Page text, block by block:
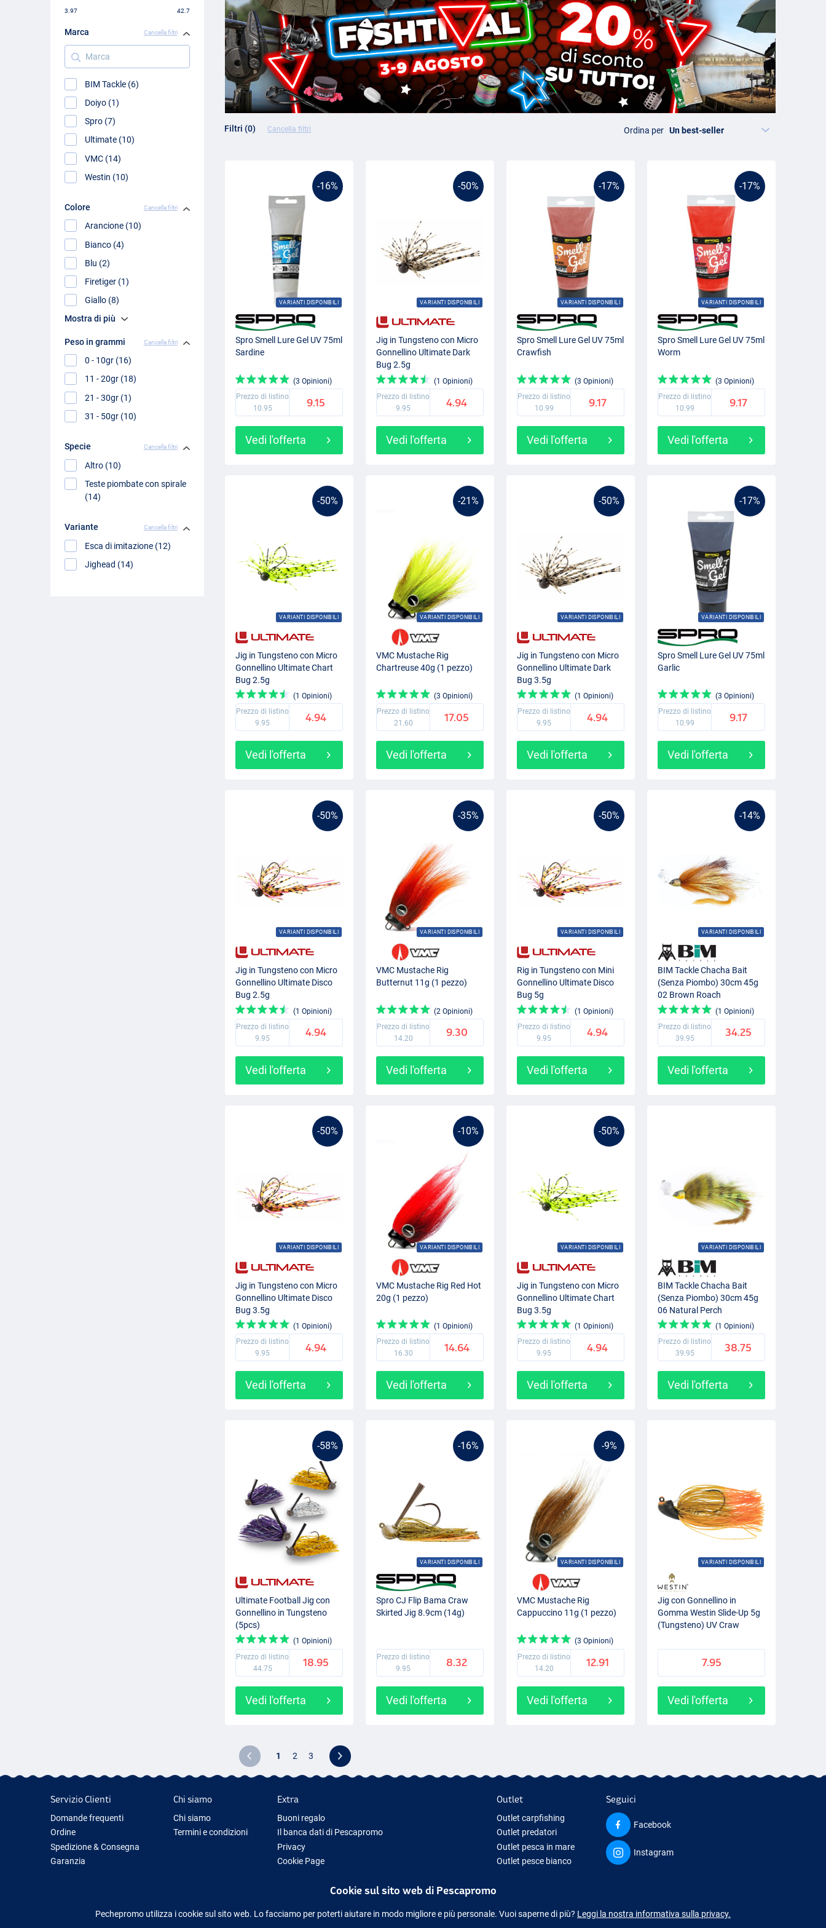
3.97 42.7
Marca Cancella filtri
Marca
BIM Tackle (6)
Doiyo (1)
Spro (7)
Ultimate (10)
VMC (14)
Westin (10)
Colore Cancella filtri
Arancione (10)
Bianco (4)
Blu (2)
Firetiger (1)
Giallo (8)
Mostra di più
Peso in grammi Cancella filtri
0 - 10gr (16)
11 - 20gr (18)
21 - 30gr (1)
31 - 50gr (10)
Specie Cancella filtri
Altro (10)
Teste piombate con spirale
(14)
Variante Cancella filtri
Esca di imitazione (12)
Jighead (14)
Filtri (0) Cancella filtri Ordina per
-16%
VARIANTI DISPONIBILI
Spro Smell Lure Gel UV 75ml
Sardine
(3 Opinioni)
Prezzo di listino
10.95
9.15
Vedi l'offerta
-50%
VARIANTI DISPONIBILI
Jig in Tungsteno con Micro
Gonnellino Ultimate Dark
Bug 2.5g
(1 Opinioni)
Prezzo di listino
9.95
4.94
Vedi l'offerta
-17%
VARIANTI DISPONIBILI
Spro Smell Lure Gel UV 75ml
Crawfish
(3 Opinioni)
Prezzo di listino
10.99
9.17
Vedi l'offerta
-17%
VARIANTI DISPONIBILI
Spro Smell Lure Gel UV 75ml
Worm
(3 Opinioni)
Prezzo di listino
10.99
9.17
Vedi l'offerta
-50%
VARIANTI DISPONIBILI
Jig in Tungsteno con Micro
Gonnellino Ultimate Chart
Bug 2.5g
(1 Opinioni)
Prezzo di listino
9.95
4.94
Vedi l'offerta
-21%
VARIANTI DISPONIBILI
VMC Mustache Rig
Chartreuse 40g (1 pezzo)
(3 Opinioni)
Prezzo di listino
21.60
17.05
Vedi l'offerta
-50%
VARIANTI DISPONIBILI
Jig in Tungsteno con Micro
Gonnellino Ultimate Dark
Bug 3.5g
(1 Opinioni)
Prezzo di listino
9.95
4.94
Vedi l'offerta
-17%
VARIANTI DISPONIBILI
Spro Smell Lure Gel UV 75ml
Garlic
(3 Opinioni)
Prezzo di listino
10.99
9.17
Vedi l'offerta
-50%
VARIANTI DISPONIBILI
Jig in Tungsteno con Micro
Gonnellino Ultimate Disco
Bug 2.5g
(1 Opinioni)
Prezzo di listino
9.95
4.94
Vedi l'offerta
-35%
VARIANTI DISPONIBILI
VMC Mustache Rig
Butternut 11g (1 pezzo)
(2 Opinioni)
Prezzo di listino
14.20
9.30
Vedi l'offerta
-50%
VARIANTI DISPONIBILI
Rig in Tungsteno con Mini
Gonnellino Ultimate Disco
Bug 5g
(1 Opinioni)
Prezzo di listino
9.95
4.94
Vedi l'offerta
-14%
VARIANTI DISPONIBILI
BIM Tackle Chacha Bait
(Senza Piombo) 30cm 45g
02 Brown Roach
(1 Opinioni)
Prezzo di listino
39.95
34.25
Vedi l'offerta
-50%
VARIANTI DISPONIBILI
Jig in Tungsteno con Micro
Gonnellino Ultimate Disco
Bug 3.5g
(1 Opinioni)
Prezzo di listino
9.95
4.94
Vedi l'offerta
-10%
VARIANTI DISPONIBILI
VMC Mustache Rig Red Hot
20g (1 pezzo)
(1 Opinioni)
Prezzo di listino
16.30
14.64
Vedi l'offerta
-50%
VARIANTI DISPONIBILI
Jig in Tungsteno con Micro
Gonnellino Ultimate Chart
Bug 3.5g
(1 Opinioni)
Prezzo di listino
9.95
4.94
Vedi l'offerta
VARIANTI DISPONIBILI
BIM Tackle Chacha Bait
(Senza Piombo) 30cm 45g
06 Natural Perch
(1 Opinioni)
Prezzo di listino
39.95
38.75
Vedi l'offerta
-58%
Ultimate Football Jig con
Gonnellino in Tungsteno
(5pcs)
(1 Opinioni)
Prezzo di listino
44.75
18.95
Vedi l'offerta
-16%
VARIANTI DISPONIBILI
Spro CJ Flip Bama Craw
Skirted Jig 8.9cm (14g)
Prezzo di listino
9.95
8.32
Vedi l'offerta
-9%
VARIANTI DISPONIBILI
VMC Mustache Rig
Cappuccino 11g (1 pezzo)
(3 Opinioni)
Prezzo di listino
14.20
12.91
Vedi l'offerta
VARIANTI DISPONIBILI
Jig con Gonnellino in
Gomma Westin Slide-Up 5g
(Tungsteno) UV Craw
7.95
Vedi l'offerta
1 2 3
Servizio Clienti
Domande frequenti
Ordine
Spedizione & Consegna
Garanzia
Chi siamo
Chi siamo
Termini e condizioni
Extra
Buoni regalo
Il banca dati di Pescapromo
Privacy
Cookie Page
Nuova Attrezzatura da Pesca
Outlet
Outlet carpfishing
Outlet predatori
Outlet pesca in mare
Outlet pesce bianco
Seguici
Facebook
Instagram
Cookie sul sito web di Pescapromo
Pechepromo utilizza i cookie sul sito web. Lo facciamo per poterti aiutare in modo migliore e più personale. Vuoi saperne di più? Leggi la nostra informativa sulla privacy.